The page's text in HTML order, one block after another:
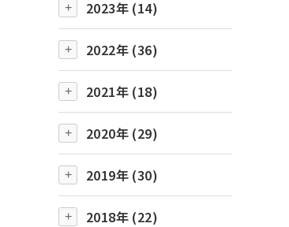
2023年 (14)
2022年 (36)
2021年 (18)
2020年 (29)
2019年 (30)
2018年 (22)